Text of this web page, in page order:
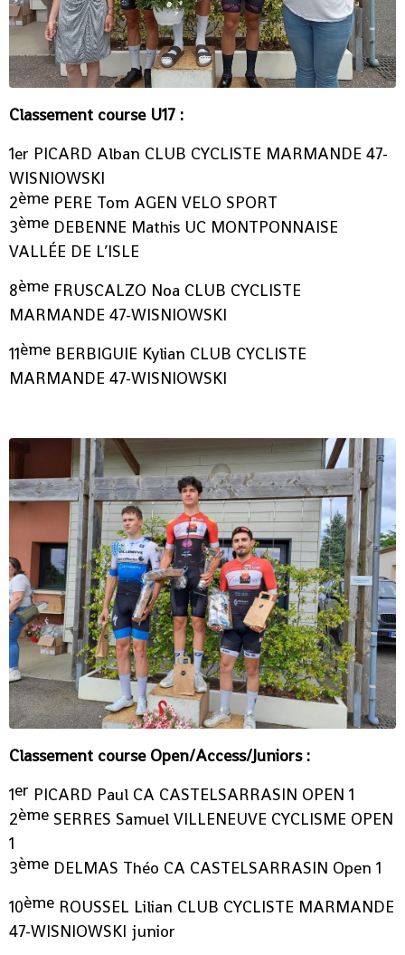
Classement course U17 :
1er PICARD Alban CLUB CYCLISTE MARMANDE 47-
WISNIOWSKI
2ème PERE Tom AGEN VELO SPORT
3ème DEBENNE Mathis UC MONTPONNAISE
VALLÉE DE L’ISLE
8ème FRUSCALZO Noa CLUB CYCLISTE
MARMANDE 47-WISNIOWSKI
11ème BERBIGUIE Kylian CLUB CYCLISTE
MARMANDE 47-WISNIOWSKI
Classement course Open/Access/Juniors :
1er PICARD Paul CA CASTELSARRASIN OPEN 1
2ème SERRES Samuel VILLENEUVE CYCLISME OPEN
1
3ème DELMAS Théo CA CASTELSARRASIN Open 1
10ème ROUSSEL Lilian CLUB CYCLISTE MARMANDE
47-WISNIOWSKI junior